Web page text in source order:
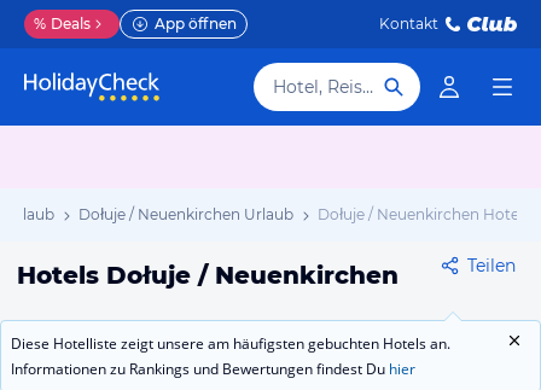
% Deals App öffnen Kontakt
Hotel, Reiseziel
Urlaub Dołuje / Neuenkirchen Urlaub Dołuje / Neuenkirchen Hotels
Hotels Dołuje / Neuenkirchen Teilen
Diese Hotelliste zeigt unsere am häufigsten gebuchten Hotels an.
Informationen zu Rankings und Bewertungen findest Du hier